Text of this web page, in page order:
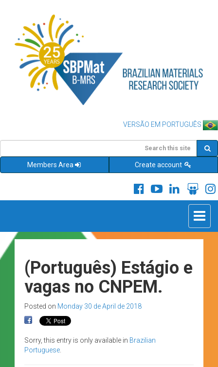
VERSÃO EM PORTUGUÊS
Members Area Create account
Toggle
(Português) Estágio e
vagas no CNPEM.
Posted on Monday 30 de April de 2018
Sorry, this entry is only available in Brazilian
Portuguese